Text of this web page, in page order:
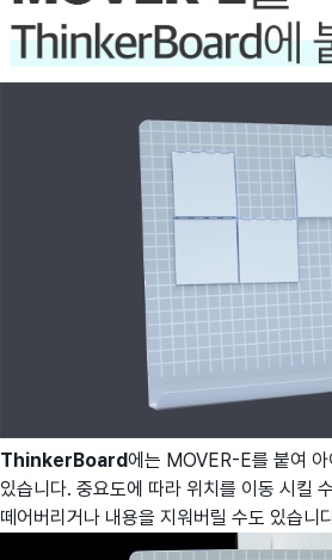
ThinkerBoard에는 MOVER-E를 붙여
있습니다. 중요도에 따라 위치를 이동 시킬
떼어버리거나 내용을 지워버릴 수도 있습니